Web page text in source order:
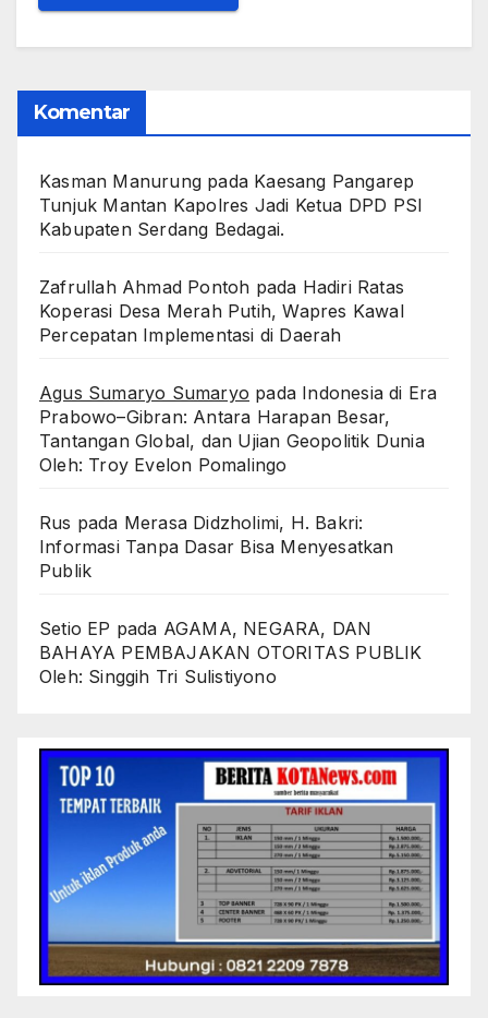
Komentar
Kasman Manurung pada Kaesang Pangarep
Tunjuk Mantan Kapolres Jadi Ketua DPD PSI
Kabupaten Serdang Bedagai. ‎ ‎
Zafrullah Ahmad Pontoh pada Hadiri Ratas
Koperasi Desa Merah Putih, Wapres Kawal
Percepatan Implementasi di Daerah
Agus Sumaryo Sumaryo pada Indonesia di Era
Prabowo–Gibran: Antara Harapan Besar,
Tantangan Global, dan Ujian Geopolitik Dunia
Oleh: Troy Evelon Pomalingo
Rus pada Merasa Didzholimi, H. Bakri:
Informasi Tanpa Dasar Bisa Menyesatkan
Publik
Setio EP pada AGAMA, NEGARA, DAN
BAHAYA PEMBAJAKAN OTORITAS PUBLIK
Oleh: Singgih Tri Sulistiyono